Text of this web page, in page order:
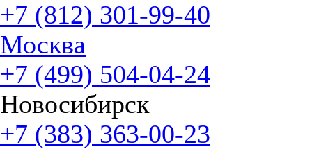
+7 (812) 301-99-40
Москва
+7 (499) 504-04-24
Новосибирск
+7 (383) 363-00-23